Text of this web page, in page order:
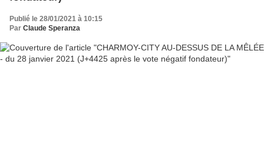
Publié le 28/01/2021 à 10:15
Par Claude Speranza